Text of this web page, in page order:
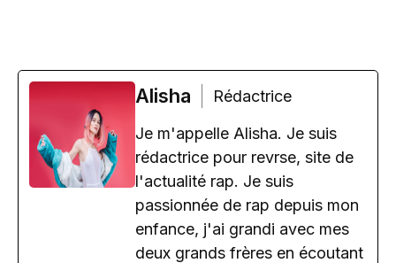
Alisha
Rédactrice
Je m'appelle Alisha. Je suis
rédactrice pour revrse, site de
l'actualité rap. Je suis
passionnée de rap depuis mon
enfance, j'ai grandi avec mes
deux grands frères en écoutant